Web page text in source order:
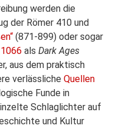
werden die
der Römer 410 und
(871-899) oder sogar
als Dark Ages
aus dem praktisch
verlässliche Quellen
Funde in
Schlaglichter auf
und Kultur